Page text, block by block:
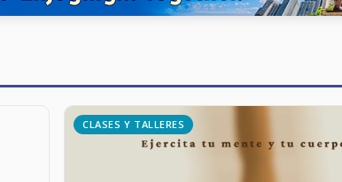
CLASES Y TALLERES